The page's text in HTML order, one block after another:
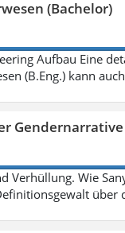
(Bachelor)
Aufbau Eine
(B.Eng.) kann
Gendernarrative
Verhüllung. Wie